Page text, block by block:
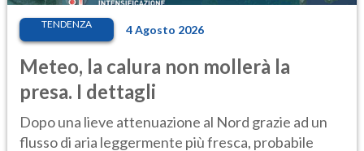
TENDENZA 4 Agosto 2026
Meteo, la calura non mollerà la
presa. I dettagli
Dopo una lieve attenuazione al Nord grazie ad un
flusso di aria leggermente più fresca, probabile